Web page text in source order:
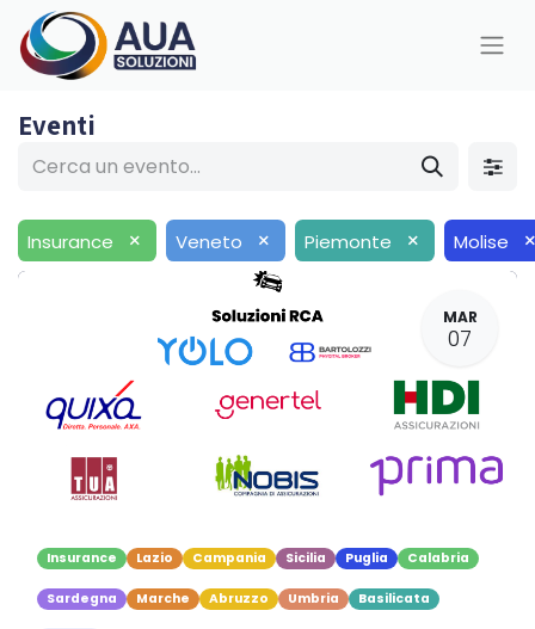
Eventi
Insurance × Veneto × Piemonte × Molise
MAR
07
Insurance Lazio Campania Sicilia Puglia Calabria
Sardegna Marche Abruzzo Umbria Basilicata